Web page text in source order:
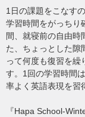
1日の課題をこなす
学習時間をがっちり
間、就寝前の自由時
た、ちょっとした隙
って何度も復習を繰
す。1回の学習時間
率よく英語表現を習
『Hapa School-